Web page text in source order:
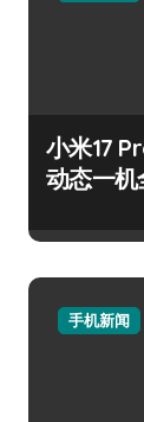
小米17
动态一机
手机新闻